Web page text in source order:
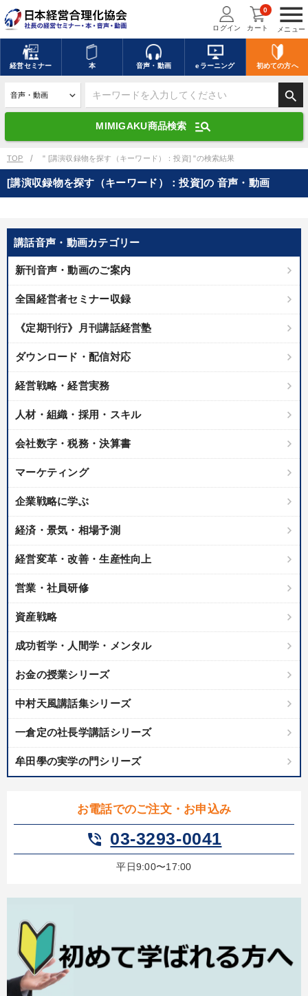
menu
メニュー
ログイン カート
0
経営セミナー 本 音声・動画 eラーニング 初めての方へ
search
MIMIGAKU商品検索 manage_search
キーワードを入力して探す
デジタル版対応のみ検索結果に表示する
search 上記の条件で検索
ます
カテゴリー
優秀各社の智恵と戦略 事業家のロマンと経営
若手異才経営者の発想 専門家のアドバイス
リーダーの器量を学ぶ
テーマ
歴史・古典に学ぶ実務講話
《強い財務を実践する経営者》講話４選
経済・景気・相場予測
2026年春季全国経営者セミナー収録講演ＣＤ・講演ＤＶＤ・デジ
タル版（音声／動画ストリーミング・ダウンロード）
業種
製造業 卸売・小売・飲食業
IT・サービス・金融業 コンサルタント
海外の成功事例 モノづくり 未来先見
ランチェスター戦略 サービス 老舗企業
経営音声・動画を探す
全国経営者セミナー収録物以外の経営教材（全762タイトル）からお探
しいただけます
カテゴリー
TOP " [講演収録物を探す（キーワード）：投資] "の検索結果
講話音声・動画カテゴリー
新刊音声・動画のご案内
全国経営者セミナー収録
《定期刊行》月刊講話経営塾
ダウンロード・配信対応
経営戦略・経営実務
人材・組織・採用・スキル
会社数字・税務・決算書
マーケティング
企業戦略に学ぶ
経済・景気・相場予測
経営変革・改善・生産性向上
営業・社員研修
資産戦略
成功哲学・人間学・メンタル
お金の授業シリーズ
中村天風講話集シリーズ
一倉定の社長学講話シリーズ
牟田學の実学の門シリーズ
お電話でのご注文・お申込み
phone_in_talk 03-3293-0041
平日9:00〜17:00
[講演収録物を探す（キーワード）：投資]の 音声・動画